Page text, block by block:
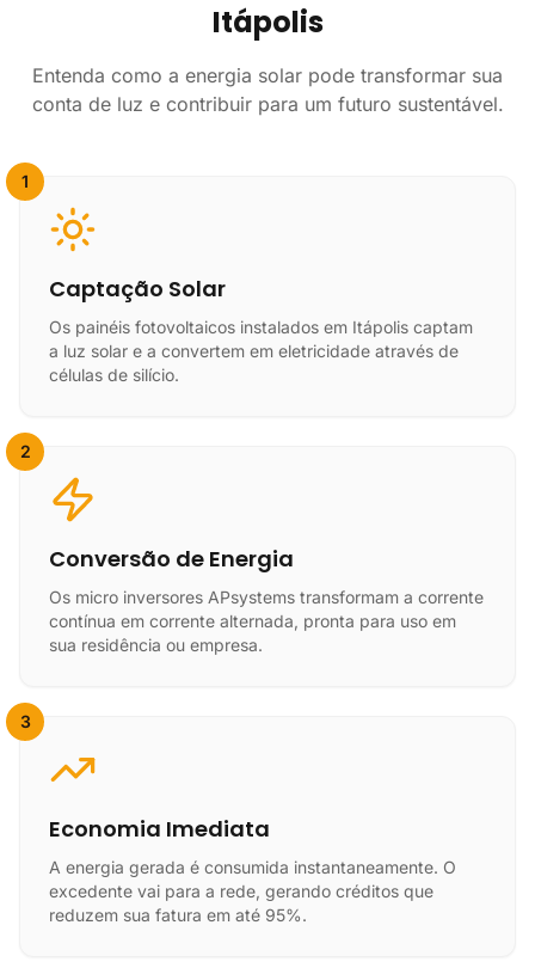
Itápolis
Entenda como a energia solar pode transformar sua
conta de luz e contribuir para um futuro sustentável.
1
Captação Solar
Os painéis fotovoltaicos instalados em Itápolis captam
a luz solar e a convertem em eletricidade através de
células de silício.
2
Conversão de Energia
Os micro inversores APsystems transformam a corrente
contínua em corrente alternada, pronta para uso em
sua residência ou empresa.
3
Economia Imediata
A energia gerada é consumida instantaneamente. O
excedente vai para a rede, gerando créditos que
reduzem sua fatura em até 95%.